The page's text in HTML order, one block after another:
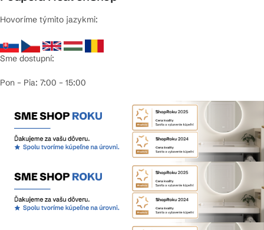
Hovoríme týmito jazykmi:
Sme dostupní:
Pon – Pia: 7:00 – 15:00